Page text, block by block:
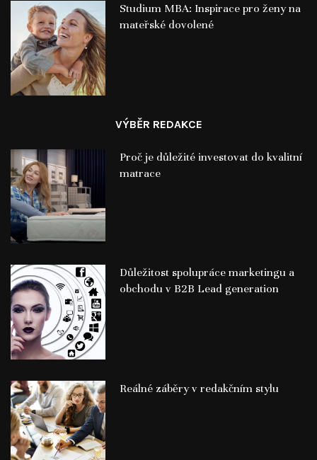
Studium MBA: Inspirace pro ženy na
mateřské dovolené
VÝBĚR REDAKCE
Proč je důležité investovat do kvalitní
matrace
Důležitost spolupráce marketingu a
obchodu v B2B Lead generation
Reálné záběry v redakčním stylu